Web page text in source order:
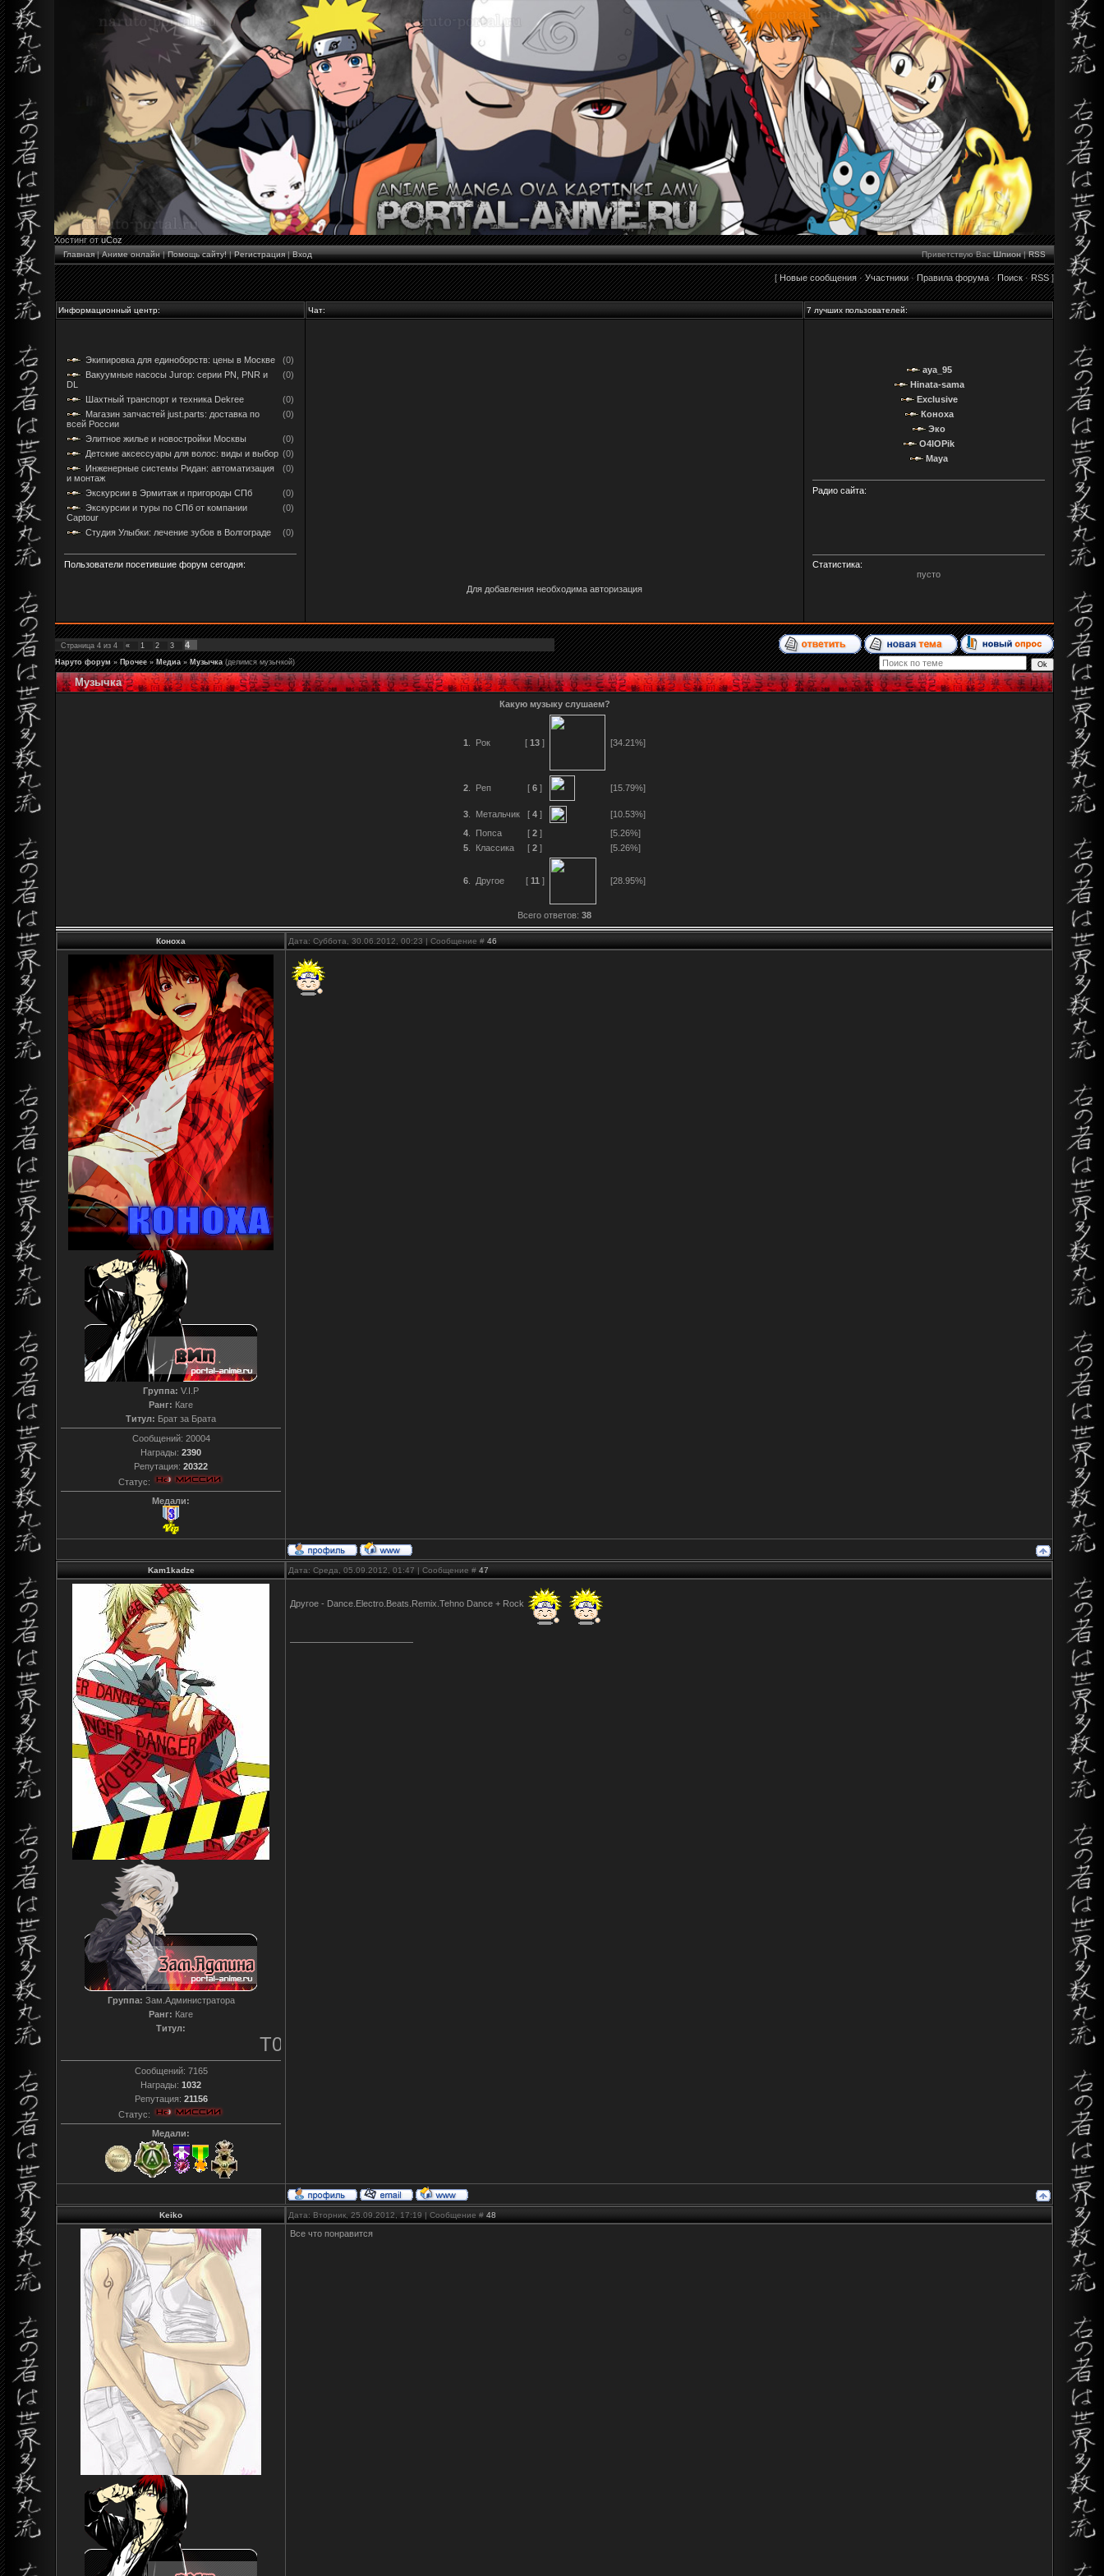
Хостинг отuCoz
Главная|Аниме онлайн|Помощь сайту!|Регистрация|Вход Приветствую Вас Шпион|RSS
[Новые сообщения·Участники·Правила форума·Поиск·RSS]
Информационный центр: Чат: 7 лучших пользователей:
Экипировка для единоборств: цены в Москве
(0)
Вакуумные насосы Jurop: серии PN, PNR и
DL
(0)
Шахтный транспорт и техника Dekree
(0)
Магазин запчастей just.parts: доставка по
всей России
(0)
Элитное жилье и новостройки Москвы
(0)
Детские аксессуары для волос: виды и выбор (0)
Инженерные системы Ридан: автоматизация
и монтаж
(0)
Экскурсии в Эрмитаж и пригороды СПб
(0)
Экскурсии и туры по СПб от компании
Captour
(0)
Студия Улыбки: лечение зубов в Волгограде (0)
Пользователи посетившие форум сегодня:
Для добавления необходима авторизация
aya_95
Hinata-sama
Exclusive
Коноха
Эко
O4IOPik
Maya
Радио сайта:
Статистика:
пусто
Страница 4 из 4 « 1 2 3 4
Наруто форум » Прочее » Медиа » Музычка (делимся музычкой)
Музычка
Какую музыку слушаем?
1 Рок [ 13 ] [34.21%]
2 Реп [ 6 ] [15.79%]
3 Метальчик [ 4 ]
[10.53%]
4
Попса [ 2 ]
[5.26%]
5
Классика [ 2 ] [5.26%]
6 Другое [ 11 ] [28.95%]
Всего ответов: 38
Коноха Дата: Суббота, 30.06.2012, 00:23 | Сообщение # 46
Группа: V.I.P
Ранг: Каге
Титул: Брат за Брата
Сообщений: 20004
Награды: 2390
Репутация: 20322
Статус:
Медали:
Kam1kadze Дата: Среда, 05.09.2012, 01:47 | Сообщение # 47
Группа: Зам.Администратора
Ранг: Каге
Титул:
T0reador xD
Сообщений: 7165
Награды: 1032
Репутация: 21156
Статус:
Медали:
Другое - Dance.Electro.Beats.Remix.Tehno Dance + Rock
Keiko Дата: Вторник, 25.09.2012, 17:19 | Сообщение # 48
Все что понравится